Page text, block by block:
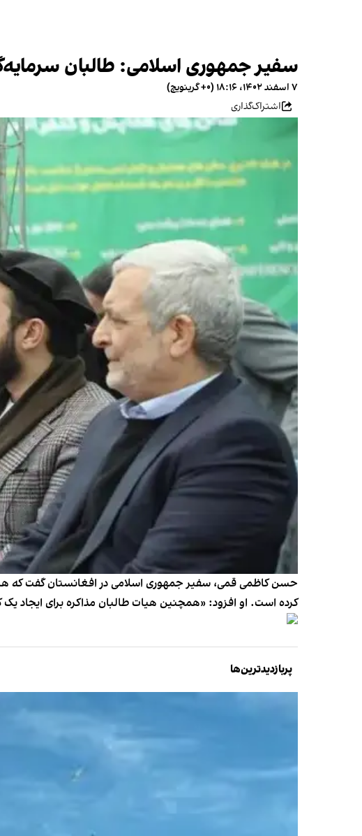
سفیر جمهوری اسلامی: طالبان سرمایه‌گذاری ۳۵ میلیون دلاری در
۷ اسفند ۱۴۰۲، ۱۸:۱۶ (‎+۰ گرینویچ)
اشتراک‌گذاری
کرده است. او افزود: «همچنین هیات طالبان مذاکره برای ایجاد یک
پربازدیدترین‌ها